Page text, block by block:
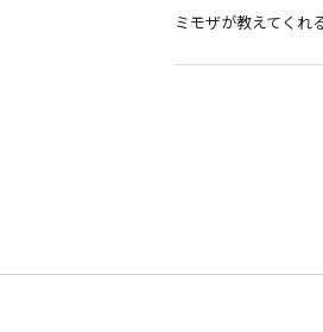
ミモザが教えてくれ